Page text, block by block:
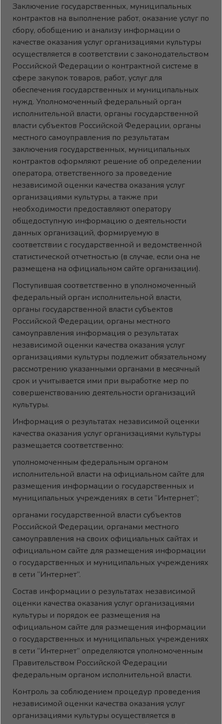
Заключение государственных, муниципальных
контрактов на выполнение работ, оказание услуг по
сбору, обобщению и анализу информации о
качестве оказания услуг организациями культуры
осуществляется в соответствии с законодательством
Российской Федерации о контрактной системе в
сфере закупок товаров, работ, услуг для
обеспечения государственных и муниципальных
нужд. Уполномоченный федеральный орган
исполнительной власти, органы государственной
власти субъектов Российской Федерации, органы
местного самоуправления по результатам
заключения государственных, муниципальных
контрактов оформляют решение об определении
оператора, ответственного за проведение
независимой оценки качества оказания услуг
организациями культуры, а также при
необходимости предоставляют оператору
общедоступную информацию о деятельности
данных организаций, формируемую в
соответствии с государственной и ведомственной
статистической отчетностью (в случае, если она не
размещена на официальном сайте организации).
Поступившая соответственно в уполномоченный
федеральный орган исполнительной власти,
органы государственной власти субъектов
Российской Федерации, органы местного
самоуправления информация о результатах
независимой оценки качества оказания услуг
организациями культуры подлежит обязательному
рассмотрению указанными органами в месячный
срок и учитывается ими при выработке мер по
совершенствованию деятельности организаций
культуры.
Информация о результатах независимой оценки
качества оказания услуг организациями культуры
размещается соответственно:
уполномоченным федеральным органом
исполнительной власти на официальном сайте для
размещения информации о государственных и
муниципальных учреждениях в сети “Интернет”;
органами государственной власти субъектов
Российской Федерации, органами местного
самоуправления на своих официальных сайтах и
официальном сайте для размещения информации
о государственных и муниципальных учреждениях
в сети “Интернет”.
Состав информации о результатах независимой
оценки качества оказания услуг организациями
культуры и порядок ее размещения на
официальном сайте для размещения информации
о государственных и муниципальных учреждениях
в сети “Интернет” определяются уполномоченным
Правительством Российской Федерации
федеральным органом исполнительной власти.
Контроль за соблюдением процедур проведения
независимой оценки качества оказания услуг
организациями культуры осуществляется в